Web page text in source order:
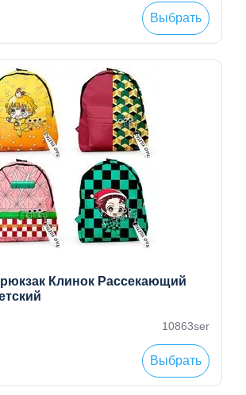
Выбрать
Клинок Рассекающий
10863ser
Выбрать